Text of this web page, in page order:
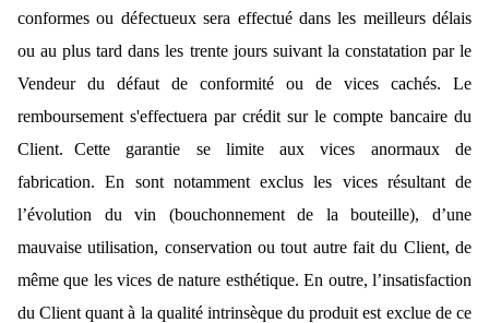
conformes ou défectueux sera effectué dans les meilleurs délais
ou au plus tard dans les trente jours suivant la constatation par le
Vendeur du défaut de conformité ou de vices cachés. Le
remboursement s'effectuera par crédit sur le compte bancaire du
Client. Cette garantie se limite aux vices anormaux de
fabrication. En sont notamment exclus les vices résultant de
l’évolution du vin (bouchonnement de la bouteille), d’une
mauvaise utilisation, conservation ou tout autre fait du Client, de
même que les vices de nature esthétique. En outre, l’insatisfaction
du Client quant à la qualité intrinsèque du produit est exclue de ce